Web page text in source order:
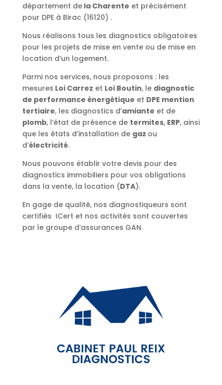
département dela Charente et précisément
pour DPE à Birac (16120) .
Nous réalisons tous les diagnostics obligatoires
pour les projets de mise en vente ou de mise en
location d’un logement.
Parmi nos services, nous proposons : les
mesures Loi Carrez et Loi Boutin, le diagnostic
de performance énergétique et DPE mention
tertiaire, les diagnostics d’amiante et de
plomb, l’état de présence de termites, ERP, ainsi
que les états d’installation de gaz ou
d’électricité.
Nous pouvons établir votre devis pour des
diagnostics immobiliers pour vos obligations
dans la vente, la location (DTA).
En gage de qualité, nos diagnostiqueurs sont
certifiés ICert et nos activités sont couvertes
par le groupe d’assurances GAN.